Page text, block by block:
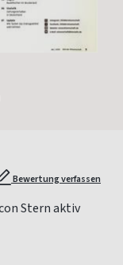
Bewertung verfassen